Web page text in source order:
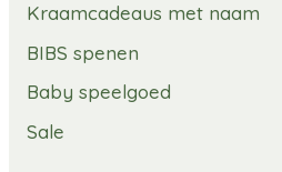
Kraamcadeaus met naam
BIBS spenen
Baby speelgoed
Sale